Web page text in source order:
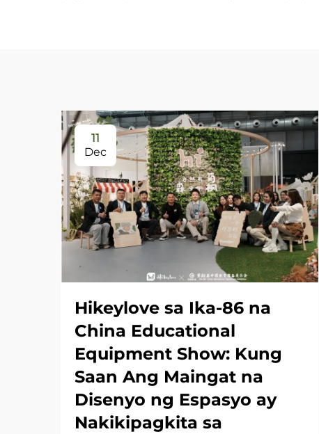
11
Dec
Hikeylove sa Ika-86 na
China Educational
Equipment Show: Kung
Saan Ang Maingat na
Disenyo ng Espasyo ay
Nakikipagkita sa